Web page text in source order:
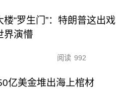
楼“罗生门”：特朗普这出戏
界演懵
阅读 992
亿美金堆出海上棺材